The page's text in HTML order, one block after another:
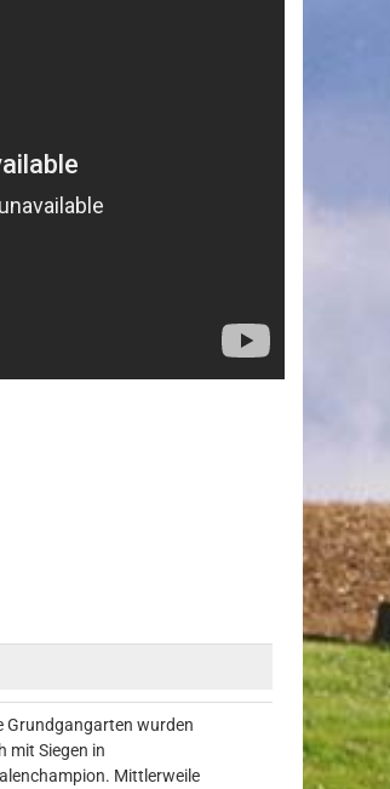
Grundgangarten wurden
mit Siegen in
Mittlerweile